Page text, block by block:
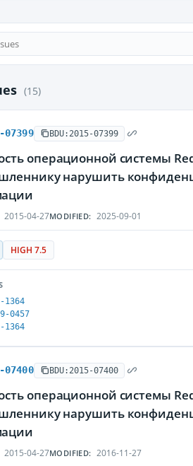
(15)
07399 BDU:2015-07399
операционной системы
нарушить
2015-04-27MODIFIED: 2025-09-01
HIGH 7.5
1364
0457
1364
07400 BDU:2015-07400
операционной системы
нарушить
2015-04-27MODIFIED: 2016-11-27